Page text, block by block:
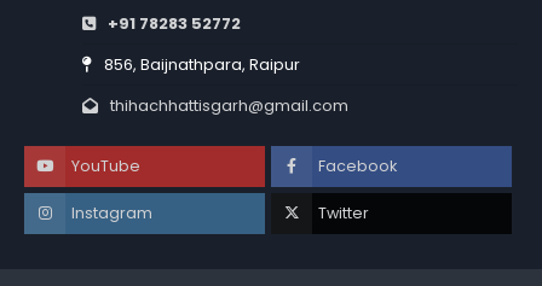
+91 78283 52772
856, Baijnathpara, Raipur
thihachhattisgarh@gmail.com
YouTube Facebook
Instagram Twitter